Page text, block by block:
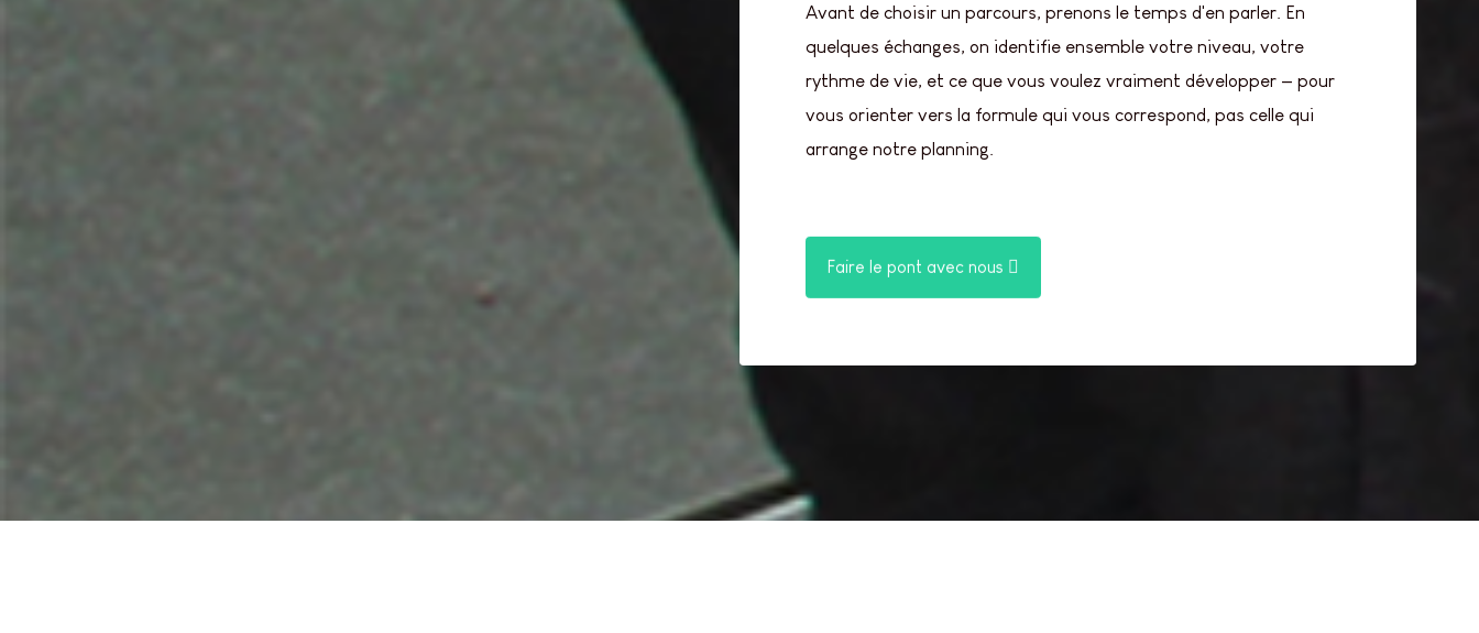
Avant de choisir un parcours, prenons le temps d'en parler. En
quelques échanges, on identifie ensemble votre niveau, votre
rythme de vie, et ce que vous voulez vraiment développer — pour
vous orienter vers la formule qui vous correspond, pas celle qui
arrange notre planning.
Faire le pont avec nous